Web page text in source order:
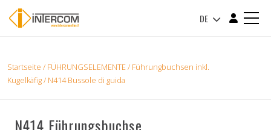
DE
Startseite / FÜHRUNGSELEMENTE/ Führungbuchsen inkl.
Kugelkäfig/ N414 Bussole di guida
N414 Führungsbuchse